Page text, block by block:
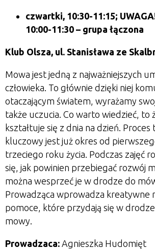
czwartki, 10:30-11:15;
10:00-11:30 – grupa łączona
Klub Olsza, ul. Stanisława ze
Mowa jest jedną z najważniejszych
człowieka. To głównie dzięki niej
otaczającym światem, wyrażamy
także uczucia. Co warto wiedzieć, to
kształtuje się z dnia na dzień.
kluczowy jest już okres od
trzeciego roku życia. Podczas zajęć
się, jak powinien przebiegać rozwój
można wesprzeć je w drodze do
Prowadząca wprowadza kreatywne
pomoce, które przydają się w
mowy.
Prowadzaca: Agnieszka Hudomięt